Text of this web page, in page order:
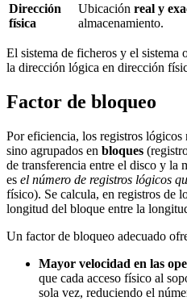
Dirección
física
Ubicación real y
almacenamiento.
El sistema de ficheros y el sistema
la dirección lógica en dirección
Factor de bloqueo
Por eficiencia, los registros lógicos
sino agrupados en bloques
de transferencia entre el disco y la
es el número de registros lógicos
físico). Se calcula, en registros de
longitud del bloque entre la
Un factor de bloqueo adecuado
Mayor velocidad en las
que cada acceso físico al
sola vez, reduciendo el